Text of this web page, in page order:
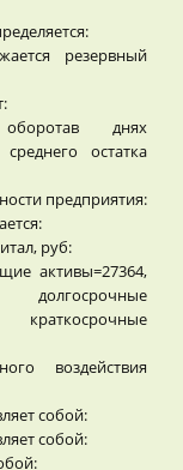
резервный
днях
остатка
предприятия:
руб:
активы=27364,
долгосрочные
воздействия
собой:
собой: